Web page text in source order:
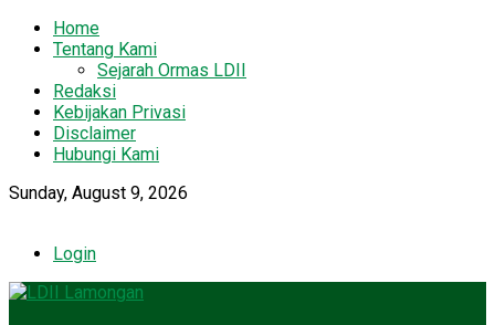
Home
Tentang Kami
Sejarah Ormas LDII
Redaksi
Kebijakan Privasi
Disclaimer
Hubungi Kami
Sunday, August 9, 2026
Login